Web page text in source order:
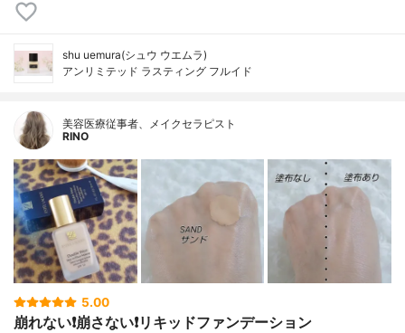
shu uemura(シュウ ウエムラ)
アンリミテッド ラスティング フルイド
美容医療従事者、メイクセラピスト
RINO
5.00
崩れない❗️崩さない❗️リキッドファンデーション